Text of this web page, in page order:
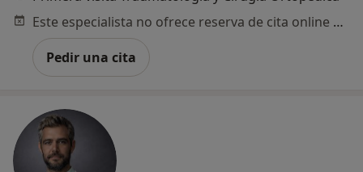
Este especialista no ofrece reserva de cita online en esta dirección.
Pedir una cita